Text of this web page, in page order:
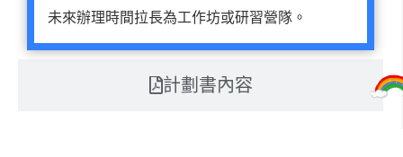
計劃書內容
未來辦理時間拉長為工作坊或研習營隊。